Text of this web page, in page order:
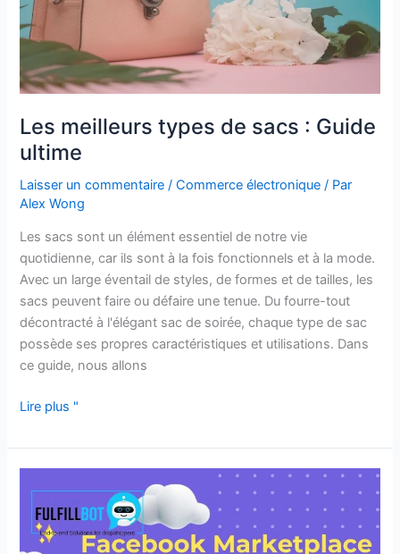
Les meilleurs types de sacs : Guide
ultime
Laisser un commentaire /Commerce électronique / Par
Alex Wong
Les sacs sont un élément essentiel de notre vie
quotidienne, car ils sont à la fois fonctionnels et à la mode.
Avec un large éventail de styles, de formes et de tailles, les
sacs peuvent faire ou défaire une tenue. Du fourre-tout
décontracté à l'élégant sac de soirée, chaque type de sac
possède ses propres caractéristiques et utilisations. Dans
ce guide, nous allons
Lire plus "
Facebook